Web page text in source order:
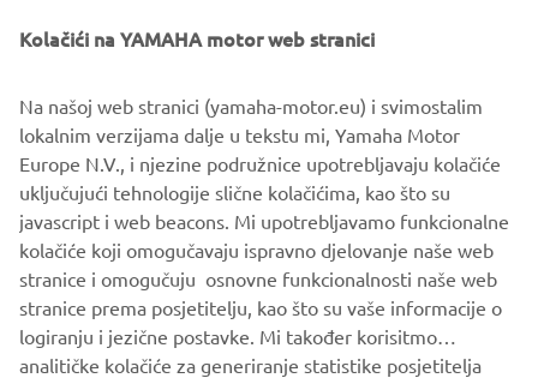
Featuring a range of exclusive equipment and offered in a
Sport Scooter, and gives TMAX lovers the opportunity to
own the ultimate edition of this truly remarkable Yamaha.
DISCOVER IT
Kolačići na YAMAHA motor web stranici
Na našoj web stranici (yamaha-motor.eu) i svimostalim
lokalnim verzijama dalje u tekstu mi, Yamaha Motor
Europe N.V., i njezine podružnice upotrebljavaju kolačiće
uključujući tehnologije slične kolačićima, kao što su
javascript i web beacons. Mi upotrebljavamo funkcionalne
kolačiće koji omogučavaju ispravno djelovanje naše web
stranice i omogučuju osnovne funkcionalnosti naše web
stranice prema posjetitelju, kao što su vaše informacije o
logiranju i jezične postavke. Mi također korisitmo
analitičke kolačiće za generiranje statistike posjetitelja